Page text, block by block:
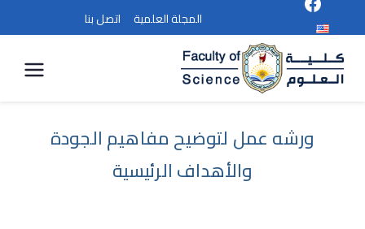
المجلة العلمية اتصل بنا
العلوم
ورشه عمل لتوضيح مفاهيم الجودة
والأهداف الرئيسية